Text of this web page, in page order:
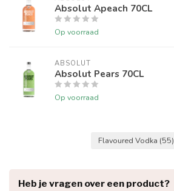
Absolut Apeach 70CL
Op voorraad
ABSOLUT
Absolut Pears 70CL
Op voorraad
Flavoured Vodka (55)
Heb je vragen over een product?